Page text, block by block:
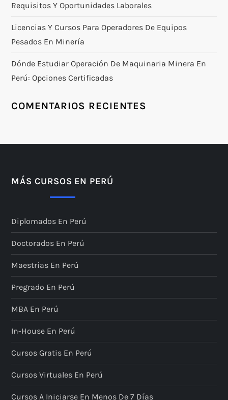
Requisitos Y Oportunidades Laborales
Licencias Y Cursos Para Operadores De Equipos
Pesados En Minería
Dónde Estudiar Operación De Maquinaria Minera En
Perú: Opciones Certificadas
COMENTARIOS RECIENTES
MÁS CURSOS EN PERÚ
Diplomados En Perú
Doctorados En Perú
Maestrías En Perú
Pregrado En Perú
MBA En Perú
In-House En Perú
Cursos Gratis En Perú
Cursos Virtuales En Perú
Cursos A Iniciarse En Menos De 7 Días